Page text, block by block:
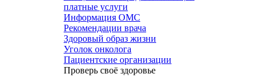
платные услуги
Информация ОМС
Рекомендации врача
Здоровый образ жизни
Уголок онколога
Пациентские организации
Проверь своё здоровье